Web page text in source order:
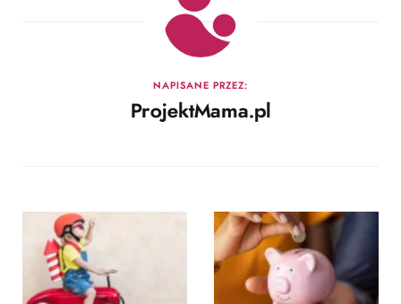
NAPISANE PRZEZ:
ProjektMama.pl